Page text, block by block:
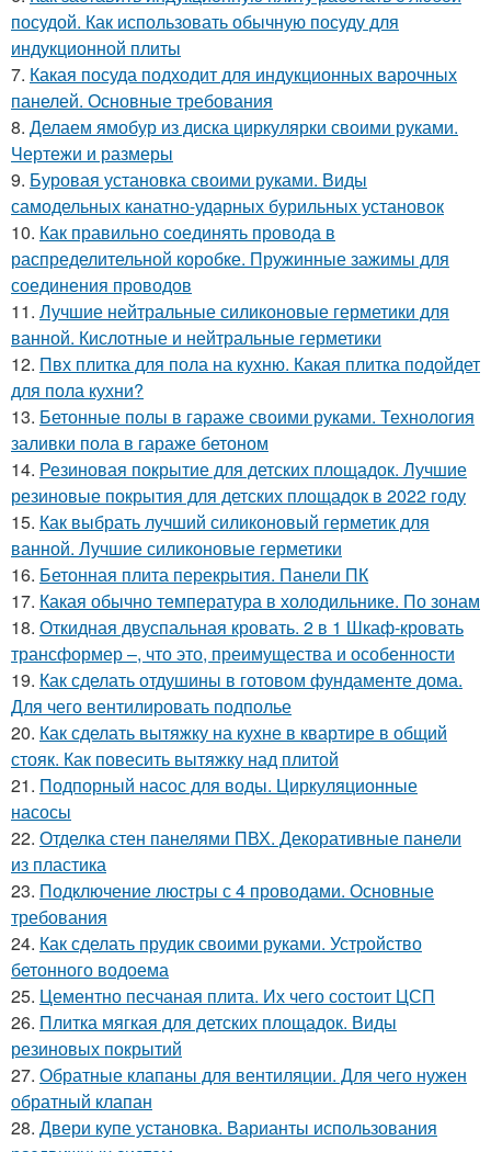
посудой. Как использовать обычную посуду для
индукционной плиты
7. Какая посуда подходит для индукционных варочных
панелей. Основные требования
8. Делаем ямобур из диска циркулярки своими руками.
Чертежи и размеры
9. Буровая установка своими руками. Виды
самодельных канатно-ударных бурильных установок
10. Как правильно соединять провода в
распределительной коробке. Пружинные зажимы для
соединения проводов
11. Лучшие нейтральные силиконовые герметики для
ванной. Кислотные и нейтральные герметики
12. Пвх плитка для пола на кухню. Какая плитка подойдет
для пола кухни?
13. Бетонные полы в гараже своими руками. Технология
заливки пола в гараже бетоном
14. Резиновая покрытие для детских площадок. Лучшие
резиновые покрытия для детских площадок в 2022 году
15. Как выбрать лучший силиконовый герметик для
ванной. Лучшие силиконовые герметики
16. Бетонная плита перекрытия. Панели ПК
17. Какая обычно температура в холодильнике. По зонам
18. Откидная двуспальная кровать. 2 в 1 Шкаф-кровать
трансформер –, что это, преимущества и особенности
19. Как сделать отдушины в готовом фундаменте дома.
Для чего вентилировать подполье
20. Как сделать вытяжку на кухне в квартире в общий
стояк. Как повесить вытяжку над плитой
21. Подпорный насос для воды. Циркуляционные
насосы
22. Отделка стен панелями ПВХ. Декоративные панели
из пластика
23. Подключение люстры с 4 проводами. Основные
требования
24. Как сделать прудик своими руками. Устройство
бетонного водоема
25. Цементно песчаная плита. Их чего состоит ЦСП
26. Плитка мягкая для детских площадок. Виды
резиновых покрытий
27. Обратные клапаны для вентиляции. Для чего нужен
обратный клапан
28. Двери купе установка. Варианты использования